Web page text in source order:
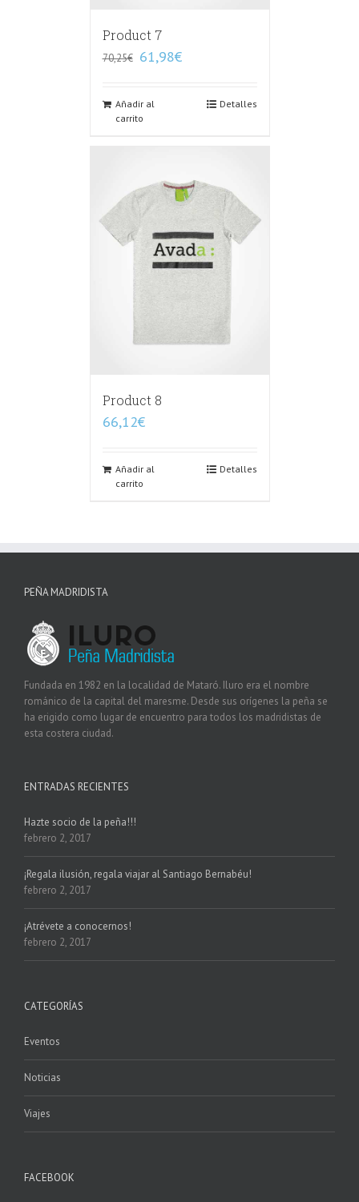
Product 7
70,25€ 61,98€
Añadir al
carrito
Detalles
Product 8
66,12€
Añadir al
carrito
Detalles
PEÑA MADRIDISTA
Fundada en 1982 en la localidad de Mataró. Iluro era el nombre
románico de la capital del maresme. Desde sus orígenes la peña se
ha erigido como lugar de encuentro para todos los madridistas de
esta costera ciudad.
ENTRADAS RECIENTES
Hazte socio de la peña!!!
febrero 2, 2017
¡Regala ilusión, regala viajar al Santiago Bernabéu!
febrero 2, 2017
¡Atrévete a conocernos!
febrero 2, 2017
CATEGORÍAS
Eventos
Noticias
Viajes
FACEBOOK